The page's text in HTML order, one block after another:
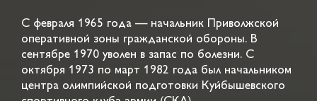
С февраля 1965 года — начальник Приволжской
оперативной зоны гражданской обороны. В
сентябре 1970 уволен в запас по болезни. С
октября 1973 по март 1982 года был начальником
центра олимпийской подготовки Куйбышевского